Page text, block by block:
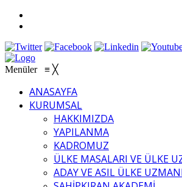
Menüler ≡ ╳
ANASAYFA
KURUMSAL
HAKKIMIZDA
YAPILANMA
KADROMUZ
ÜLKE MASALARI VE ÜLKE
ADAY VE ASIL ÜLKE